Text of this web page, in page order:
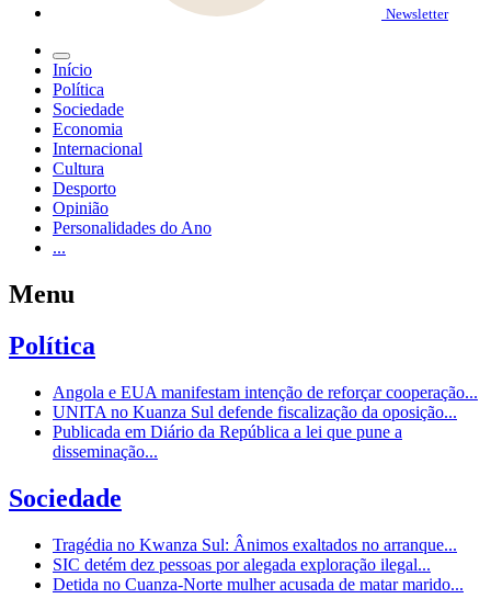
Newsletter
Início
Política
Sociedade
Economia
Internacional
Cultura
Desporto
Opinião
Personalidades do Ano
...
Menu
Política
Angola e EUA manifestam intenção de reforçar cooperação...
UNITA no Kuanza Sul defende fiscalização da oposição...
Publicada em Diário da República a lei que pune a
disseminação...
Sociedade
Tragédia no Kwanza Sul: Ânimos exaltados no arranque...
SIC detém dez pessoas por alegada exploração ilegal...
Detida no Cuanza-Norte mulher acusada de matar marido...